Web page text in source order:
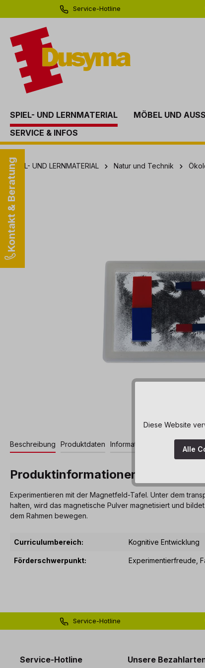
Zur Hauptnavigation springen
Service-Hotline
SPIEL- UND LERNMATERIAL MÖBEL UND
SERVICE & INFOS
Kontakt & Beratung
SPIEL- UND LERNMATERIAL Natur und Technik
Bildergalerie überspringen
Beschreibung Produktdaten Informationen und Hinweise
Produktinformationen
Experimentieren mit der Magnetfeld-Tafel. Unter dem
halten, wird das magnetische Pulver magnetisiert und
dem Rahmen bewegen.
Curriculumbereich: Kognitive Entwicklung
Förderschwerpunkt: Experimentierfreude ,
Service-Hotline
Service-Hotline Unsere
Diese Website
Alle